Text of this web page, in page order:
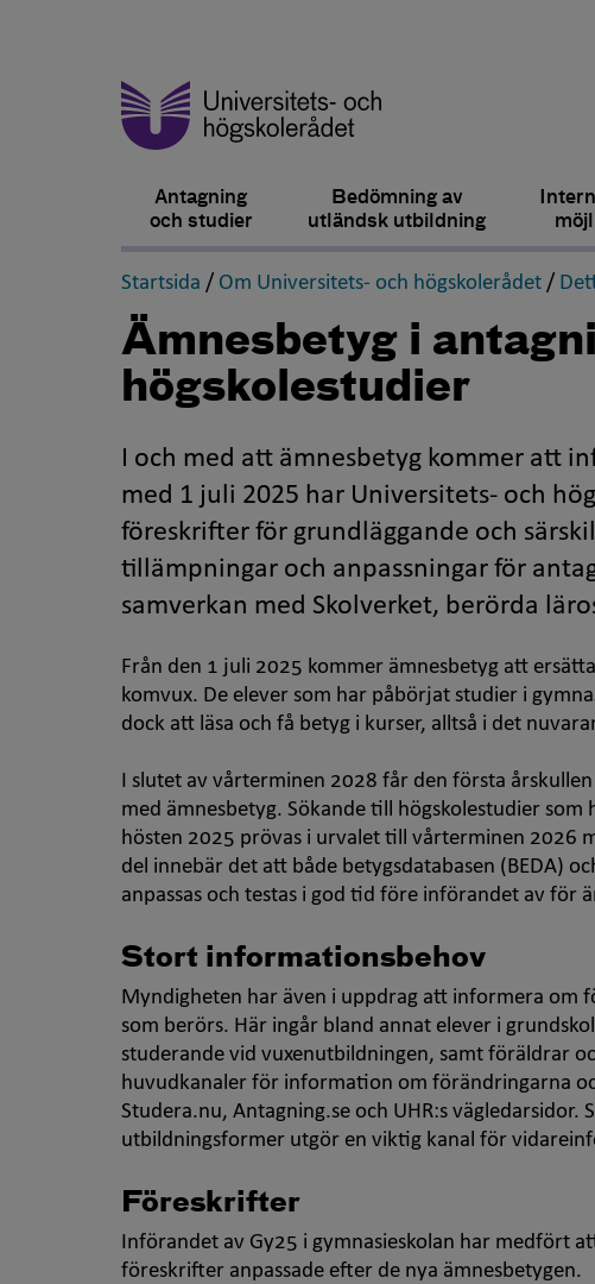
Antagning
och studier
Bedömning av
utländsk utbildning
Startsida ,
/ Om Universitets- och högskolerådet ,
/
Ämnesbetyg i
högskolestudier
I och med att ämnesbetyg kommer att
med 1 juli 2025 har Universitets- och
föreskrifter för grundläggande och
tillämpningar och anpassningar för
samverkan med Skolverket, berörda
Från den 1 juli 2025 kommer ämnesbetyg att
komvux. De elever som har påbörjat studier i
dock att läsa och få betyg i kurser, alltså i det
I slutet av vårterminen 2028 får den första
med ämnesbetyg. Sökande till högskolestudier
hösten 2025 prövas i urvalet till vårterminen 2026
del innebär det att både betygsdatabasen (BEDA)
anpassas och testas i god tid före införandet av för
Stort informationsbehov
Myndigheten har även i uppdrag att informera om
som berörs. Här ingår bland annat elever i
studerande vid vuxenutbildningen, samt föräldrar
huvudkanaler för information om förändringarna
Studera.nu, Antagning.se och UHR:s vägledarsidor.
utbildningsformer utgör en viktig kanal för
Föreskrifter
Införandet av Gy25 i gymnasieskolan har medfört
föreskrifter anpassade efter de nya ämnesbetygen.